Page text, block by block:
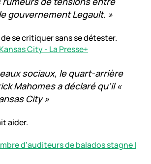
gouvernement Legault. »
de se critiquer sans se détester.
City - La Presse+
sociaux, le quart-arrière
Mahomes a déclaré qu’il «
City »
aider.
d’auditeurs de balados stagne |